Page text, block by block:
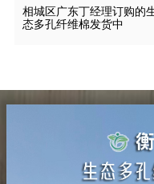
相城区广东丁经理订购的
态多孔纤维棉发货中